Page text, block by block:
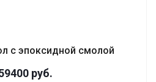
с эпоксидной смолой
руб.